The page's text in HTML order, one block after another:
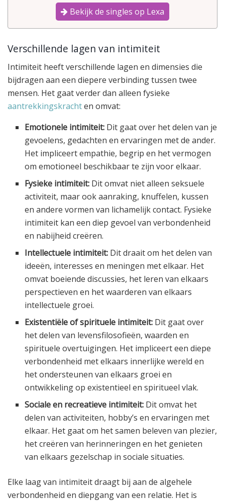
Bekijk de singles op Lexa
Verschillende lagen van intimiteit
Intimiteit heeft verschillende lagen en dimensies die
bijdragen aan een diepere verbinding tussen twee
mensen. Het gaat verder dan alleen fysieke
aantrekkingskrachten omvat:
Emotionele intimiteit: Dit gaat over het delen van je
gevoelens, gedachten en ervaringen met de ander.
Het impliceert empathie, begrip en het vermogen
om emotioneel beschikbaar te zijn voor elkaar.
Fysieke intimiteit: Dit omvat niet alleen seksuele
activiteit, maar ook aanraking, knuffelen, kussen
en andere vormen van lichamelijk contact. Fysieke
intimiteit kan een diep gevoel van verbondenheid
en nabijheid creëren.
Intellectuele intimiteit: Dit draait om het delen van
ideeën, interesses en meningen met elkaar. Het
omvat boeiende discussies, het leren van elkaars
perspectieven en het waarderen van elkaars
intellectuele groei.
Existentiële of spirituele intimiteit: Dit gaat over
het delen van levensfilosofieën, waarden en
spirituele overtuigingen. Het impliceert een diepe
verbondenheid met elkaars innerlijke wereld en
het ondersteunen van elkaars groei en
ontwikkeling op existentieel en spiritueel vlak.
Sociale en recreatieve intimiteit: Dit omvat het
delen van activiteiten, hobby’s en ervaringen met
elkaar. Het gaat om het samen beleven van plezier,
het creëren van herinneringen en het genieten
van elkaars gezelschap in sociale situaties.
Elke laag van intimiteit draagt bij aan de algehele
verbondenheid en diepgang van een relatie. Het is